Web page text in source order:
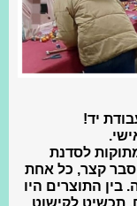
יד!
לסדנת
קצר, כל אחת
התוצרים היו
תכשיט לקישוט